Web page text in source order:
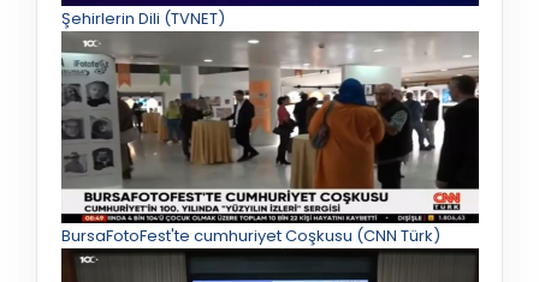
Şehirlerin Dili (TVNET)
BursaFotoFest'te cumhuriyet Coşkusu (CNN Türk)